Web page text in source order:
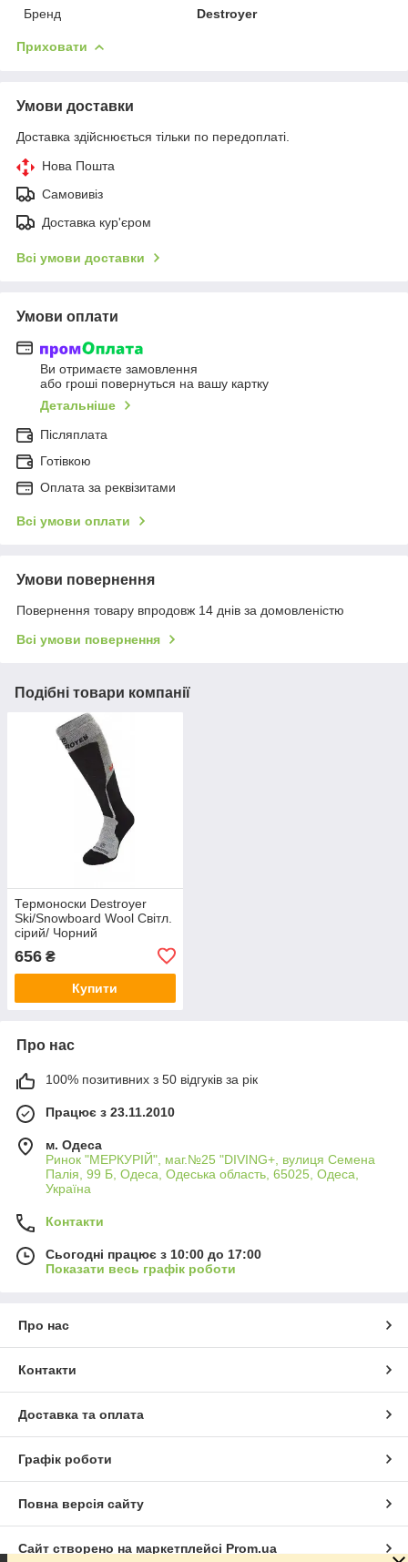
Бренд
Destroyer
Приховати
Умови доставки
Доставка здійснюється тільки по передоплаті.
Нова Пошта
Самовивіз
Доставка кур'єром
Всі умови доставки
Умови оплати
Ви отримаєте замовлення
або гроші повернуться на вашу картку
Детальніше
Післяплата
Готівкою
Оплата за реквізитами
Всі умови оплати
Умови повернення
Повернення товару впродовж 14 днів за домовленістю
Всі умови повернення
Подібні товари компанії
Термоноски Destroyer
Ski/Snowboard Wool Світл.
сірий/ Чорний
656 ₴
Купити
Про нас
100% позитивних з 50 відгуків за рік
Працює з 23.11.2010
м. Одеса
Ринок "МЕРКУРІЙ", маг.№25 "DIVING+, вулиця Семена
Палія, 99 Б, Одеса, Одеська область, 65025, Одеса,
Україна
Контакти
Сьогодні працює з 10:00 до 17:00
Показати весь графік роботи
Про нас
Контакти
Доставка та оплата
Графік роботи
Повна версія сайту
Сайт створено на маркетплейсі Prom.ua